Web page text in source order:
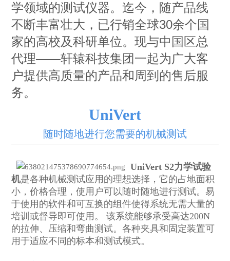
学领域的测试仪器。迄今，随产品线
不断丰富壮大，已行销全球30余个国
家的高校及科研单位。现与中国区总
代理——轩辕科技集团一起为广大客
户提供高质量的产品和周到的售后服
务。
UniVert
随时随地进行您需要的机械测试
UniVert S2力学试验
机是各种机械测试应用的理想选择，它的占地面积
小，价格合理，使用户可以随时随地进行测试。易
于使用的软件和可互换的组件使得系统无需大量的
培训或督导即可使用。 该系统能够承受高达200N
的拉伸、压缩和弯曲测试。各种夹具和固定装置可
用于适应不同的标本和测试模式。